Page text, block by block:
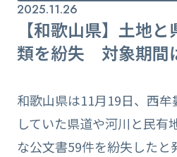
2025.11.26
【和歌山県】土地
類を紛失 対象期間
和歌山県は11月19日、西
していた県道や河川と民有
な公文書59件を紛失したと